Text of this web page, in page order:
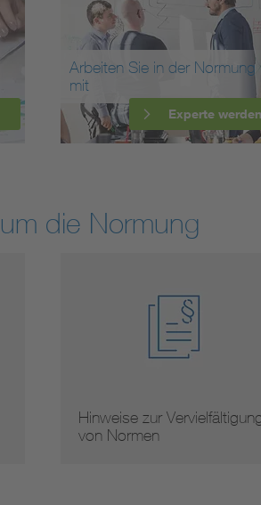
Arbeiten Sie in der Normung
mit
Experte werden
die Normung
Hinweise zur
von Normen